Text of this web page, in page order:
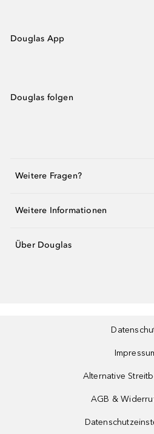
Douglas App
Douglas folgen
Weitere Fragen?
Weitere Informationen
Über Douglas
Alternative
AGB &